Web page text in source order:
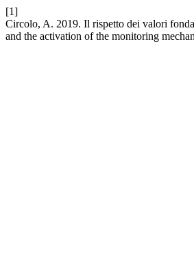
[1]
Circolo, A. 2019. Il rispetto dei valori
and the activation of the monitoring